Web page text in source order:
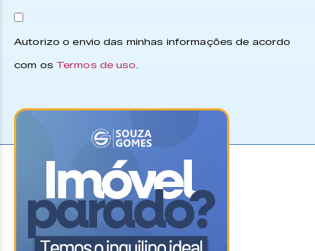
Autorizo o envio das minhas informações de acordo
com os Termos de uso.